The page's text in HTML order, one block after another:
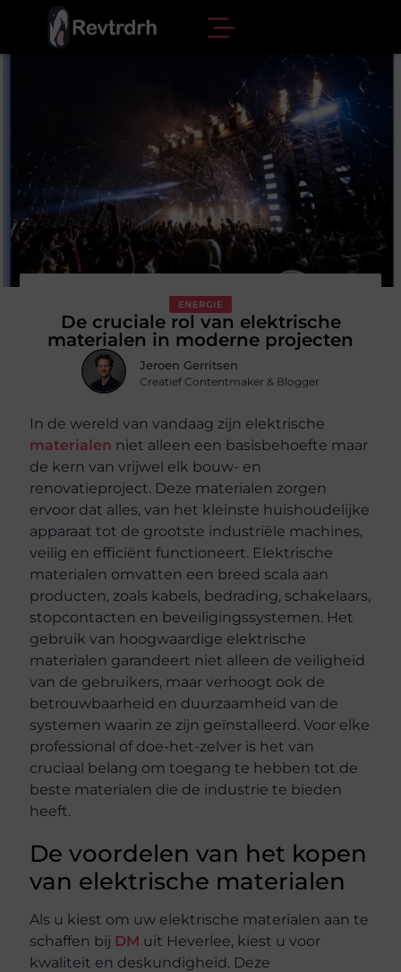
ENERGIE
De cruciale rol van elektrische
materialen in moderne projecten
Jeroen Gerritsen
Creatief Contentmaker & Blogger
In de wereld van vandaag zijn elektrische
materialen niet alleen een basisbehoefte maar
de kern van vrijwel elk bouw- en
renovatieproject. Deze materialen zorgen
ervoor dat alles, van het kleinste huishoudelijke
apparaat tot de grootste industriële machines,
veilig en efficiënt functioneert. Elektrische
materialen omvatten een breed scala aan
producten, zoals kabels, bedrading, schakelaars,
stopcontacten en beveiligingssystemen. Het
gebruik van hoogwaardige elektrische
materialen garandeert niet alleen de veiligheid
van de gebruikers, maar verhoogt ook de
betrouwbaarheid en duurzaamheid van de
systemen waarin ze zijn geïnstalleerd. Voor elke
professional of doe-het-zelver is het van
cruciaal belang om toegang te hebben tot de
beste materialen die de industrie te bieden
heeft.
De voordelen van het kopen
van elektrische materialen
Als u kiest om uw elektrische materialen aan te
schaffen bij DM uit Heverlee, kiest u voor
kwaliteit en deskundigheid. Deze